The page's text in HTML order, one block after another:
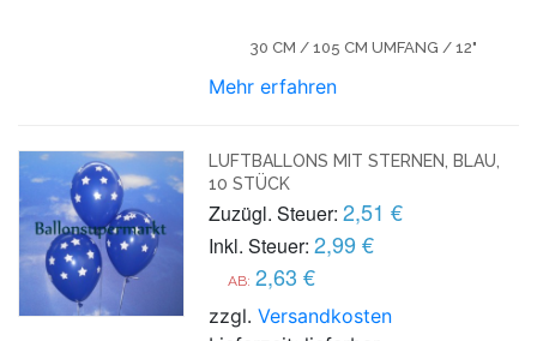
30 CM / 105 CM UMFANG / 12"
Mehr erfahren
LUFTBALLONS MIT STERNEN, BLAU,
10 STÜCK
Zuzügl. Steuer: 2,51 €
Inkl. Steuer: 2,99 €
AB: 2,63 €
zzgl.Versandkosten